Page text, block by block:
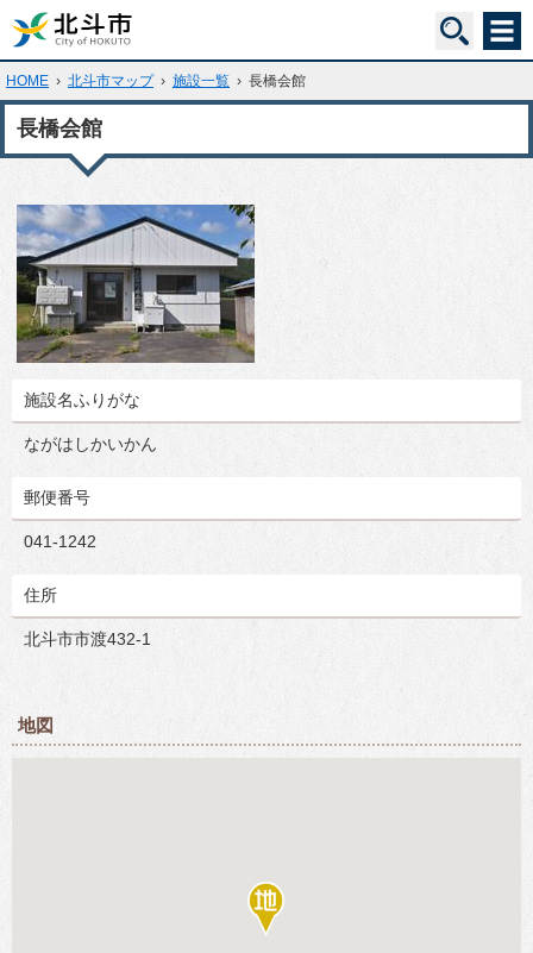
HOME › 北斗市マップ › 施設一覧 › 長橋会館
長橋会館
施設名ふりがな
ながはしかいかん
郵便番号
041-1242
住所
北斗市市渡432-1
地図